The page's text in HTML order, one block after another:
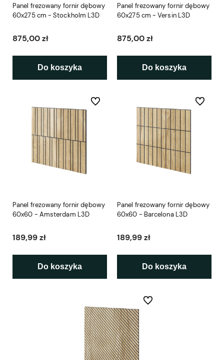
Panel frezowany fornir dębowy
60x275 cm - Stockholm L3D
875,00 zł
Do koszyka
Panel frezowany fornir dębowy
60x275 cm - Versin L3D
875,00 zł
Do koszyka
Panel frezowany fornir dębowy
60x60 - Amsterdam L3D
189,99 zł
Do koszyka
Do ulubionych
Panel frezowany fornir dębowy
60x60 - Barcelona L3D
189,99 zł
Do koszyka
Do
Do ulubionych